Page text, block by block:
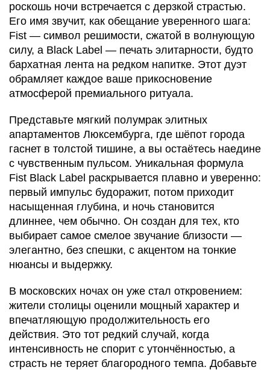
роскошь ночи встречается с дерзкой страстью.
Его имя звучит, как обещание уверенного шага:
Fist — символ решимости, сжатой в волнующую
силу, а Black Label — печать элитарности, будто
бархатная лента на редком напитке. Этот дуэт
обрамляет каждое ваше прикосновение
атмосферой премиального ритуала.
Представьте мягкий полумрак элитных
апартаментов Люксембурга, где шёпот города
гаснет в толстой тишине, а вы остаётесь наедине
с чувственным пульсом. Уникальная формула
Fist Black Label раскрывается плавно и уверенно:
первый импульс будоражит, потом приходит
насыщенная глубина, и ночь становится
длиннее, чем обычно. Он создан для тех, кто
выбирает самое смелое звучание близости —
элегантно, без спешки, с акцентом на тонкие
нюансы и выдержку.
В московских ночах он уже стал откровением:
жители столицы оценили мощный характер и
впечатляющую продолжительность его
действия. Это тот редкий случай, когда
интенсивность не спорит с утончённостью, а
страсть не теряет благородного темпа. Добавьте